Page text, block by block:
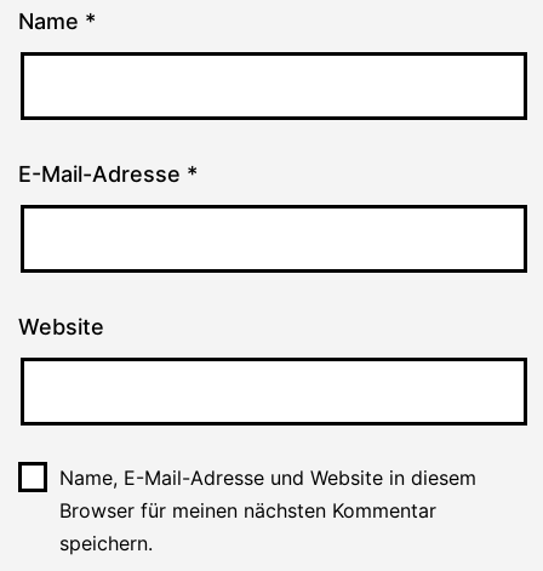
Name *
E-Mail-Adresse *
Website
Name, E-Mail-Adresse und Website in diesem
Browser für meinen nächsten Kommentar
speichern.